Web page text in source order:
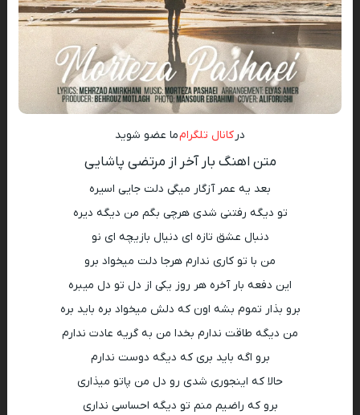
در کانال تلگرامما عضو شوید
متن اهنگ بار آخر از مرتضی پاشایی
بعد یه عمر آزگار میگی دلت جایی اسیره
تو دیگه رفتنی شدی هرچی بگم من دیگه دیره
دنبال عشق تازه ای دنیال بازیچه ای نو
من با تو کاری ندارم هرجا دلت میخواد برو
این دفعه بار آخره هر روز یکی از دل تو دل میبره
برو بذار تموم بشه اون که دلش میخواد بره باید بره
من دیگه طاقت ندارم بخدا من به گریه عادت ندارم
برو اگه باید بری که دیگه دوست ندارم
حالا که اینجوری شدی رو دل من پاتو میذاری
برو که راضیم منم تو دیگه احساسی نداری